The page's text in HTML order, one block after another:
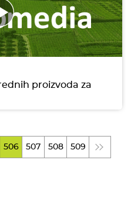
proizvoda za
506 507 508 509